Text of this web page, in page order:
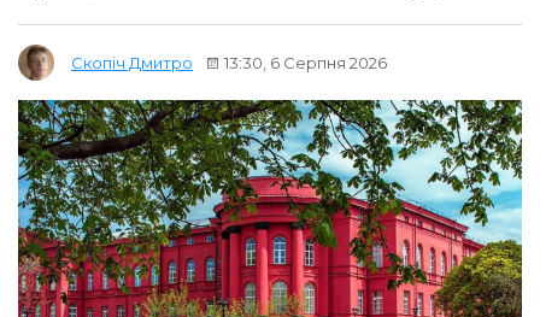
Скопіч Дмитро 13:30, 6 Серпня 2026